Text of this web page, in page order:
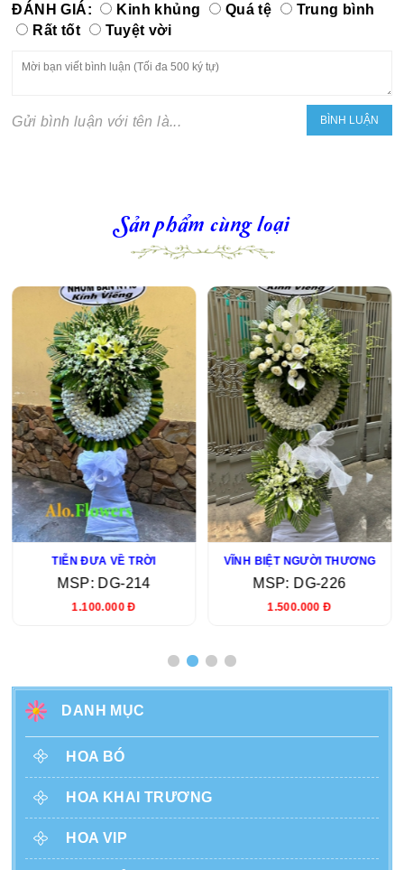
ĐÁNH GIÁ: Kinh khủng Quá tệ
Trung bình
Rất tốt
Tuyệt vời
Gửi bình luận với tên là...
Sản phẩm cùng loại
TIỄN ĐƯA VỀ TRỜI
MSP: DG-214
1.100.000 Đ
VĨNH BIỆT NGƯỜI THƯƠNG
MSP: DG-226
1.500.000 Đ
DANH MỤC
HOA BÓ
HOA KHAI TRƯƠNG
HOA VIP